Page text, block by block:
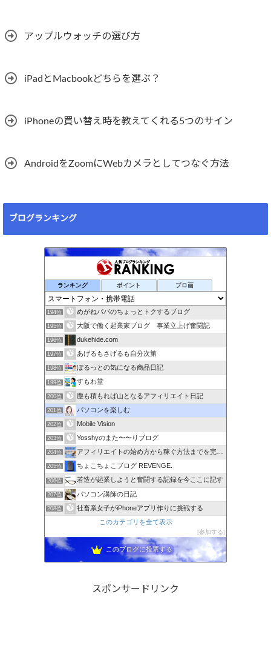
アップルウォッチの選び方
iPadとMacbookどちらを選ぶ？
iPhoneの買い替え時を教えてくれる5つのサイン
AndroidをZoomにWebカメラとしてつなぐ方法
ブログランキング
ランキング ポイント ブロ画
194位 めがねパパのちょっとトクするブログ
195位 大阪で働く起業家ブログ 事業立上げ奮闘記
196位 dukehide.com
197位 あげるもさげるも自分次第
198位 ぽるっとの気になる商品日記
199位 すもわ堂
200位 塵も積もれば山となるアフィリエイト日記
201位 パソコンを楽しむ
202位 Mobile Vision
203位 Yosshyのまた〜〜りブログ
204位 アフィリエイトの始め方から稼ぐ方法までを完全解説
205位 ちょこちょこブログ REVENGE.
206位 若造が起業しようと奮闘する記録を今ここに記す
207位 パソコン講師の日記
208位
社畜系女子がiPhoneアプリ作りに挑戦する
このカテゴリを全て表示
参加する
このブログに投票する
スポンサードリンク